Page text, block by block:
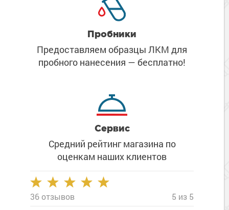
Пробники
Предоставляем образцы ЛКМ для
пробного нанесения — бесплатно!
Сервис
Средний рейтинг магазина по
оценкам наших клиентов
36 отзывов 5 из 5